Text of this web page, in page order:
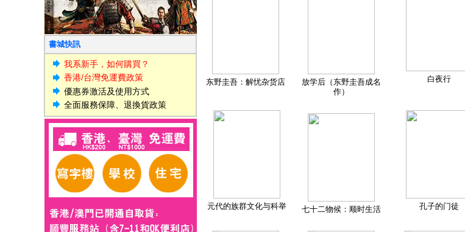
書城快訊
我系新手，如何購買？
香港/台灣免運費政策
優惠券激活及使用方式
全面服務保障、退換貨政策
东野圭吾：解忧杂货店
放学后（东野圭吾成名
作）
白夜行
元代的族群文化与科举 七十二物候：顺时生活 孔子的门徒